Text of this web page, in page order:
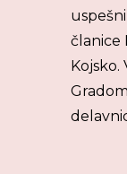
članice